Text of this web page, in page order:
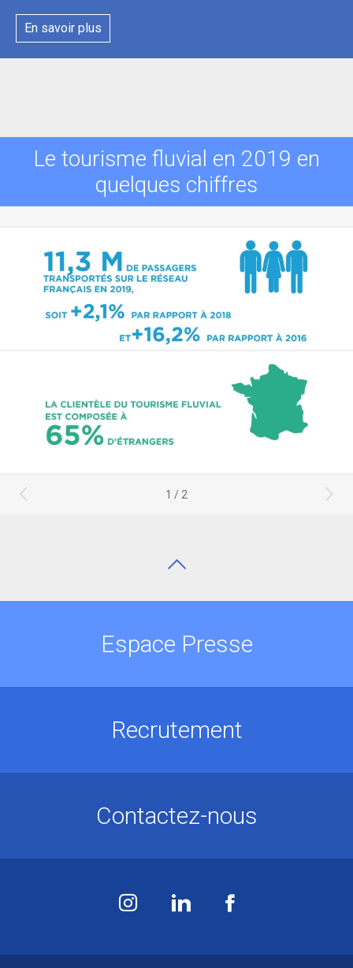
En savoir plus
Le tourisme fluvial en 2019 en
quelques chiffres
1 / 2
Espace Presse
Recrutement
Contactez-nous